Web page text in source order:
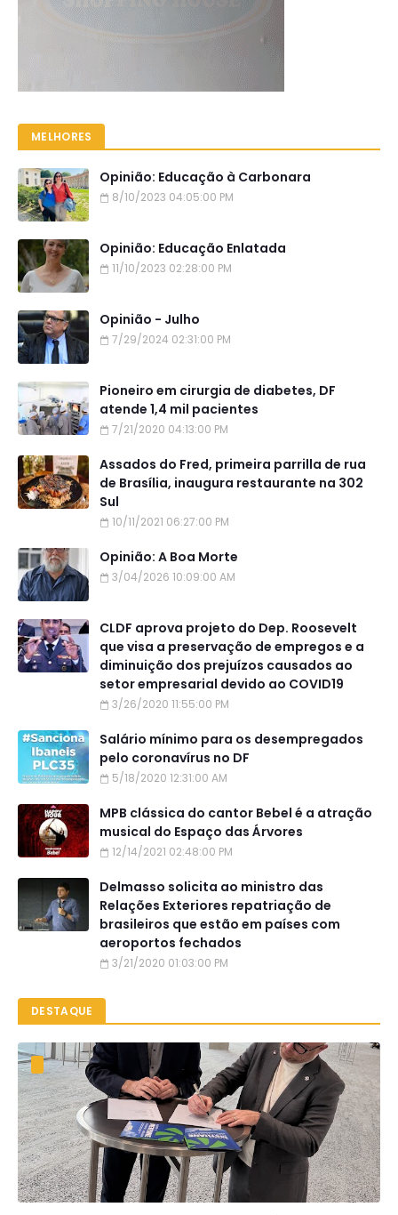
MELHORES
Opinião: Educação à Carbonara
8/10/2023 04:05:00 PM
Opinião: Educação Enlatada
11/10/2023 02:28:00 PM
Opinião - Julho
7/29/2024 02:31:00 PM
Pioneiro em cirurgia de diabetes, DF
atende 1,4 mil pacientes
7/21/2020 04:13:00 PM
Assados do Fred, primeira parrilla de rua
de Brasília, inaugura restaurante na 302
Sul
10/11/2021 06:27:00 PM
Opinião: A Boa Morte
3/04/2026 10:09:00 AM
CLDF aprova projeto do Dep. Roosevelt
que visa a preservação de empregos e a
diminuição dos prejuízos causados ao
setor empresarial devido ao COVID19
3/26/2020 11:55:00 PM
Salário mínimo para os desempregados
pelo coronavírus no DF
5/18/2020 12:31:00 AM
MPB clássica do cantor Bebel é a atração
musical do Espaço das Árvores
12/14/2021 02:48:00 PM
Delmasso solicita ao ministro das
Relações Exteriores repatriação de
brasileiros que estão em países com
aeroportos fechados
3/21/2020 01:03:00 PM
DESTAQUE